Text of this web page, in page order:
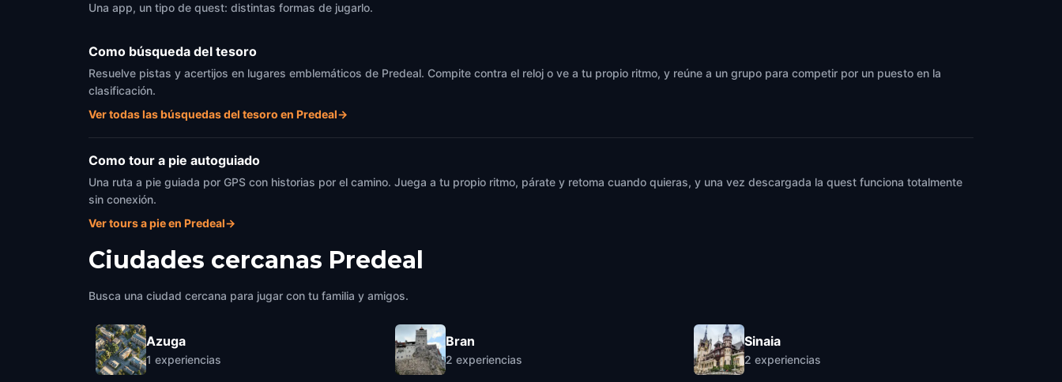
Una app, un tipo de quest: distintas formas de jugarlo.
Como búsqueda del tesoro
Resuelve pistas y acertijos en lugares emblemáticos de Predeal. Compite contra el reloj o ve a tu propio ritmo, y reúne a un grupo para competir por un puesto en la
clasificación.
Ver todas las búsquedas del tesoro en Predeal→
Como tour a pie autoguiado
Una ruta a pie guiada por GPS con historias por el camino. Juega a tu propio ritmo, párate y retoma cuando quieras, y una vez descargada la quest funciona totalmente
sin conexión.
Ver tours a pie en Predeal→
Ciudades cercanas Predeal
Busca una ciudad cercana para jugar con tu familia y amigos.
Azuga
1 experiencias
Bran
2 experiencias
Sinaia
2 experiencias